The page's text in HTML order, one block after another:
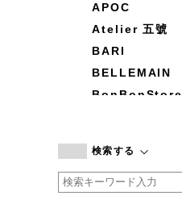
APOC
Atelier 五號
BARI
BELLEMAIN
BonBonStore
by basics
CATWORTH
検索する